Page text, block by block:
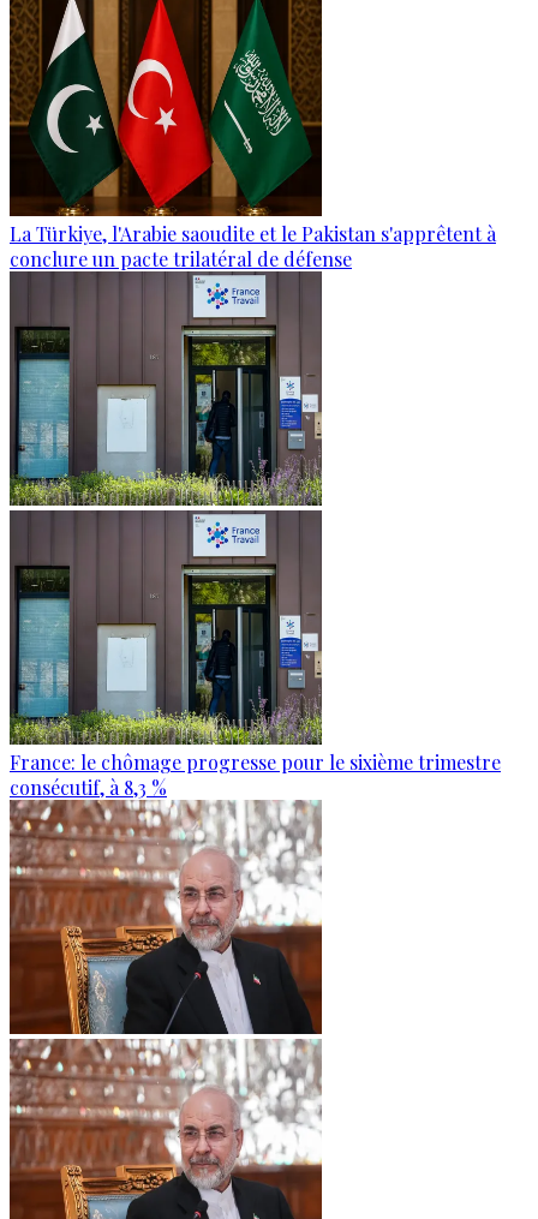
La Türkiye, l'Arabie saoudite et le Pakistan s'apprêtent à
conclure un pacte trilatéral de défense
France: le chômage progresse pour le sixième trimestre
consécutif, à 8,3 %